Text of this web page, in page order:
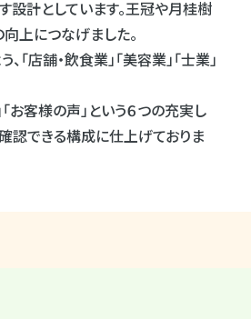
設計としています。王冠や月桂樹
向上につなげました。
舗・飲食業」「美容業」「士業」
「お客様の声」という６つの充実し
認できる構成に仕上げておりま